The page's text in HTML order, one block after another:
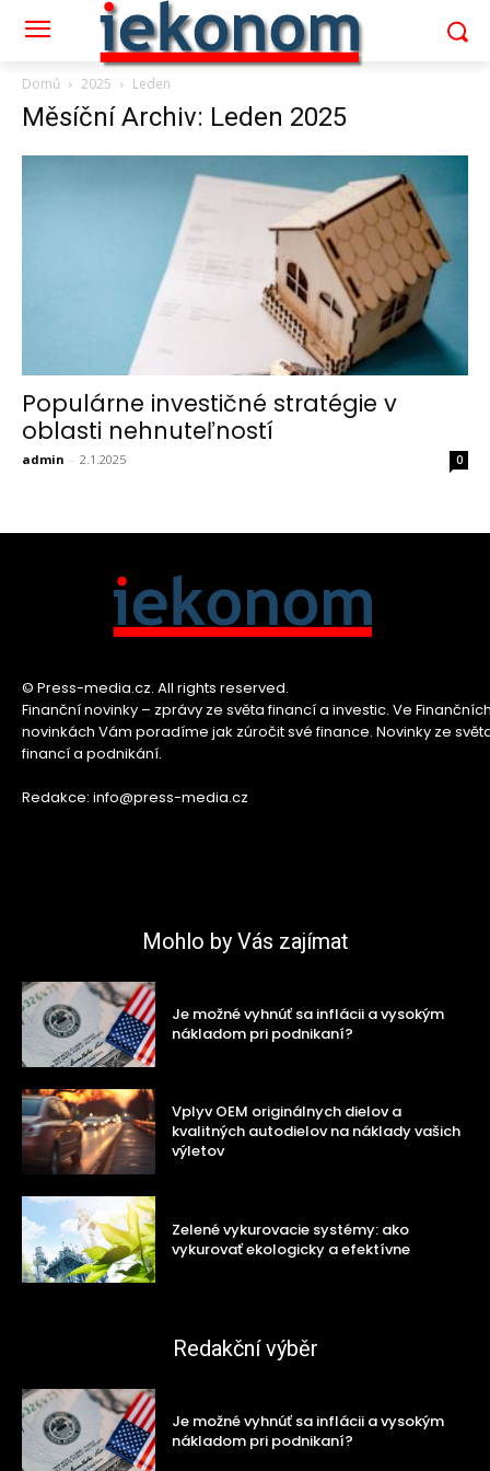
Domů 2025 Leden
Měsíční Archiv: Leden 2025
Populárne investičné stratégie v
oblasti nehnuteľností
admin - 2.1.2025 0
© Press-media.cz. All rights reserved.
Finanční novinky – zprávy ze světa financí a investic. Ve
novinkách Vám poradíme jak zúročit své finance. Novinky ze
financí a podnikání.
Redakce: info@press-media.cz
Mohlo by Vás zajímat
Je možné vyhnúť sa inflácii a vysokým
nákladom pri podnikaní?
Vplyv OEM originálnych dielov a
kvalitných autodielov na náklady vašich
výletov
Zelené vykurovacie systémy: ako
vykurovať ekologicky a efektívne
Redakční výběr
Je možné vyhnúť sa inflácii a vysokým
nákladom pri podnikaní?